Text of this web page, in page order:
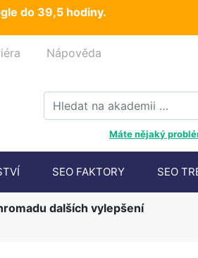
do 39,5 hodiny.
Nápověda
Máte nějaký
SEO FAKTORY SEO
dalších vylepšení